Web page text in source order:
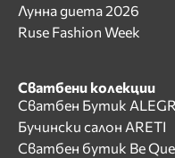
Лунна диета 2026
Ruse Fashion Week
Сватбени колекции
Сватбен Бутик
Бучински салон ARETI
Сватбен бутик Be